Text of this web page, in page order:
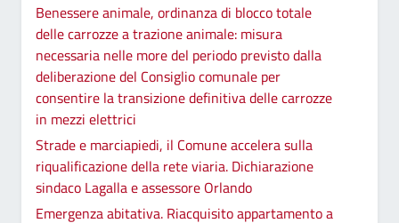
Benessere animale, ordinanza di blocco totale
delle carrozze a trazione animale: misura
necessaria nelle more del periodo previsto dalla
deliberazione del Consiglio comunale per
consentire la transizione definitiva delle carrozze
in mezzi elettrici
Strade e marciapiedi, il Comune accelera sulla
riqualificazione della rete viaria. Dichiarazione
sindaco Lagalla e assessore Orlando
Emergenza abitativa. Riacquisito appartamento a